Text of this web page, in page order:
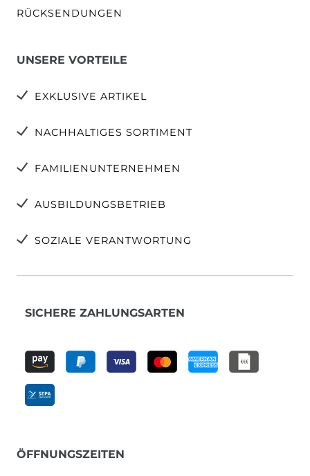
RÜCKSENDUNGEN
UNSERE VORTEILE
EXKLUSIVE ARTIKEL
NACHHALTIGES SORTIMENT
FAMILIENUNTERNEHMEN
AUSBILDUNGSBETRIEB
SOZIALE VERANTWORTUNG
SICHERE ZAHLUNGSARTEN
ÖFFNUNGSZEITEN